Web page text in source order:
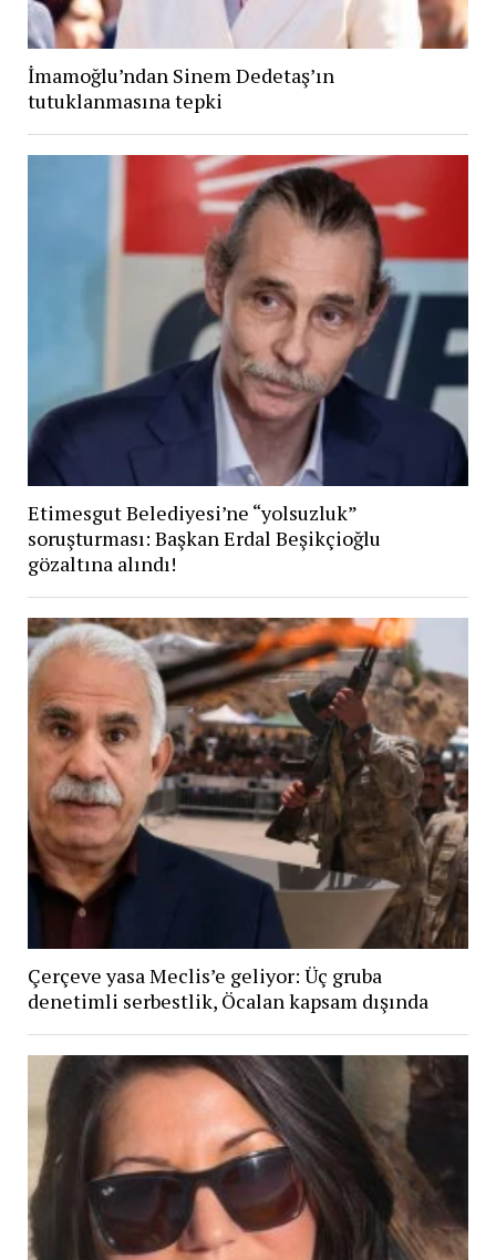
İmamoğlu’ndan Sinem Dedetaş’ın
tutuklanmasına tepki
Etimesgut Belediyesi’ne “yolsuzluk”
soruşturması: Başkan Erdal Beşikçioğlu
gözaltına alındı!
Çerçeve yasa Meclis’e geliyor: Üç gruba
denetimli serbestlik, Öcalan kapsam dışında